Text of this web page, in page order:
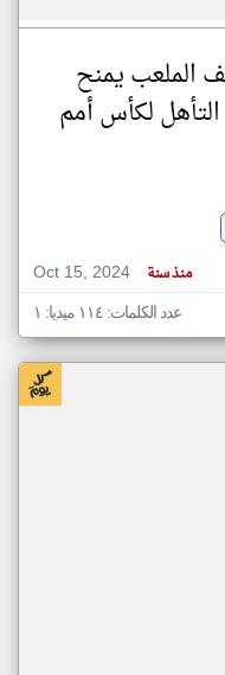
يمنح
لكأس أمم
Oct 15, 2024
منذ سنة
عدد الكلمات: ١١٤ ميديا: ١